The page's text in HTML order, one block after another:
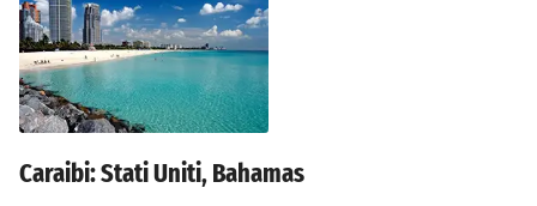
Caraibi: Stati Uniti, Bahamas